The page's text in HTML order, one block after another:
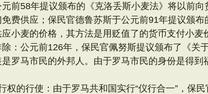
前58年提议颁布的《克洛丢斯小麦法》将以前
费供应；保民官德鲁苏斯于公元前91年提议颁
小麦的价格，其方法是用贬值了的货币支付小麦
：公元前126年，保民官佩努斯提议颁布了《关
罗马市民的外邦人。由于罗马市民的身份是得到
权的行使：由于罗马共和国实行“仪行合一”，保